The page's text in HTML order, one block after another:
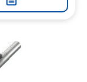
Zur
hinzufügen